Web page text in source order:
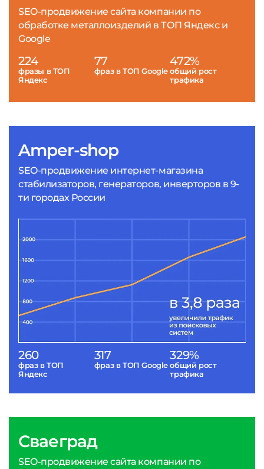
Amper-shop
SEO-продвижение интернет-магазина
стабилизаторов, генераторов, инверторов в 9-
ти городах России
260
фраз в ТОП
Яндекс
317
фраз в ТОП Google
329%
общий рост
трафика
SEO-продвижение сайта компании по
обработке металлоизделий в ТОП Яндекс и
Google
224
фразы в ТОП
Яндекс
77
фраз в ТОП Google
472%
общий рост
трафика
Сваеград
SEO-продвижение сайта компании по